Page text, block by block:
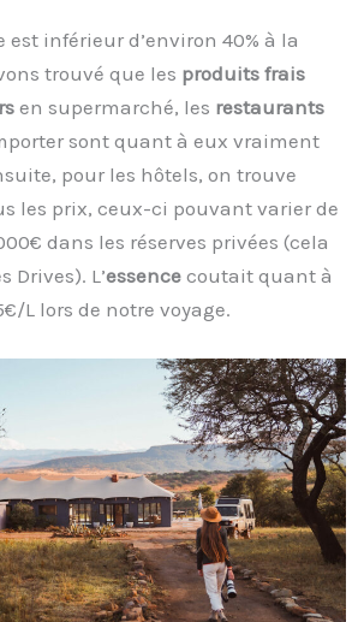
est inférieur d’environ 40% à la
trouvé que les produits frais
en supermarché, les restaurants
sont quant à eux vraiment
pour les hôtels, on trouve
les prix, ceux-ci pouvant varier de
dans les réserves privées (cela
Drives). L’essence coutait quant à
L lors de notre voyage.